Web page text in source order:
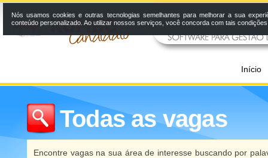
Início
Todas as vagas
Encontre vagas na sua área de interesse buscando por
Nós usamos cookies e outras tecnologias semelhantes para melhorar a sua
conteúdo personalizado. Ao utilizar nossos serviços, você concorda com tais